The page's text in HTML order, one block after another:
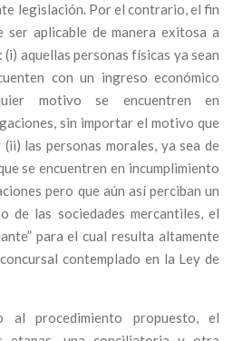
legislación. Por el contrario, el fin
ser aplicable de manera exitosa a
aquellas personas físicas ya sean
con un ingreso económico
motivo se encuentren en
sin importar el motivo que
las personas morales, ya sea de
se encuentren en incumplimiento
pero que aún así perciban un
de las sociedades mercantiles, el
para el cual resulta altamente
contemplado en la Ley de
procedimiento propuesto, el